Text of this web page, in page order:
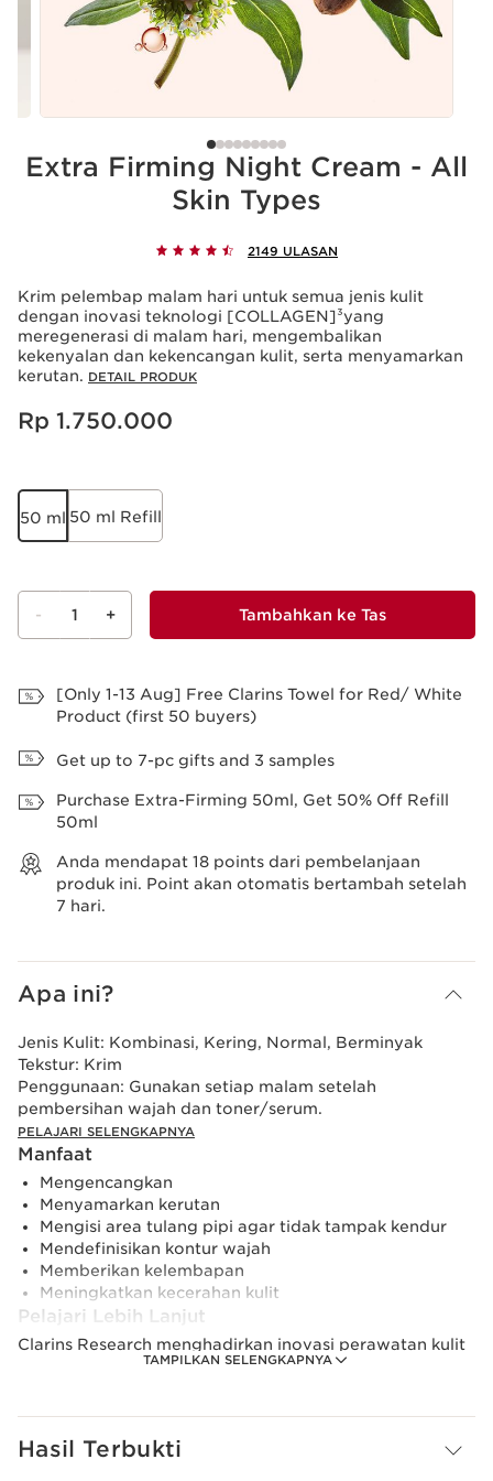
Extra Firming Night Cream - All
Skin Types
2149 ULASAN
Krim pelembap malam hari untuk semua jenis kulit
dengan inovasi teknologi [COLLAGEN]³yang
meregenerasi di malam hari, mengembalikan
kekenyalan dan kekencangan kulit, serta menyamarkan
kerutan. DETAIL PRODUK
Harga sekarang Rp 1.750.000
Rp 1.750.000
50 ml 50 ml Refill
- 1 + Tambahkan ke Tas
[Only 1-13 Aug] Free Clarins Towel for Red/ White
Product (first 50 buyers)
Get up to 7-pc gifts and 3 samples
Purchase Extra-Firming 50ml, Get 50% Off Refill
50ml
Anda mendapat 18 points dari pembelanjaan
produk ini. Point akan otomatis bertambah setelah
7 hari.
Apa ini?
TAMPILKAN SELENGKAPNYA
Jenis Kulit: Kombinasi, Kering, Normal, Berminyak
Tekstur: Krim
Penggunaan: Gunakan setiap malam setelah
pembersihan wajah dan toner/serum.
PELAJARI SELENGKAPNYA
Manfaat
Mengencangkan
Menyamarkan kerutan
Mengisi area tulang pipi agar tidak tampak kendur
Mendefinisikan kontur wajah
Memberikan kelembapan
Meningkatkan kecerahan kulit
Pelajari Lebih Lanjut
Clarins Research menghadirkan inovasi perawatan kulit
wajah dengan formulasi bahan aktif yang terbukti
Diformulasikan dengan teknologi eksklusif
Hasil Terbukti